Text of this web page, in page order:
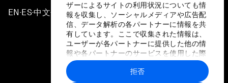
ザーによるサイトの利用状況についても情
報を収集し、ソーシャルメディアや広告配
信、データ解析の各パートナーに情報を共
有しています。ここで収集された情報は、
ユーザーが各パートナーに提供した他の情
報や各パートナーのサービスを使用した際
に収集された情報と組み合わされ、各パー
トナーによって使用されることがありま
拒否
EN ▪ES▪中文▪ 日本語
プライバシーポリシーと利用規約